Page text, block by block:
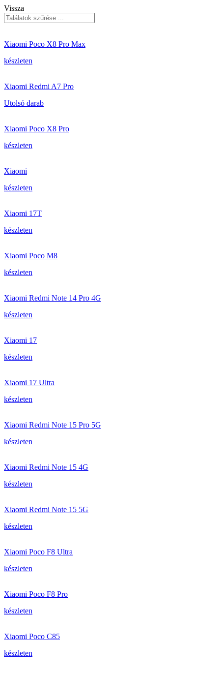
Vissza
Xiaomi Poco X8 Pro Max
készleten
Xiaomi Redmi A7 Pro
Utolsó darab
Xiaomi Poco X8 Pro
készleten
Xiaomi
készleten
Xiaomi 17T
készleten
Xiaomi Poco M8
készleten
Xiaomi Redmi Note 14 Pro 4G
készleten
Xiaomi 17
készleten
Xiaomi 17 Ultra
készleten
Xiaomi Redmi Note 15 Pro 5G
készleten
Xiaomi Redmi Note 15 4G
készleten
Xiaomi Redmi Note 15 5G
készleten
Xiaomi Poco F8 Ultra
készleten
Xiaomi Poco F8 Pro
készleten
Xiaomi Poco C85
készleten